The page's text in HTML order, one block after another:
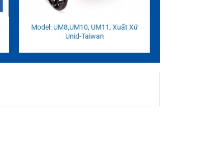
Model: UM8,UM10, UM11, Xuất Xứ
Unid-Taiwan